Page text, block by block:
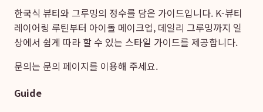
한국식 뷰티와 그루밍의 정수를 담은 가이드입니다. K-뷰티
레이어링 루틴부터 아이돌 메이크업, 데일리 그루밍까지 일
상에서 쉽게 따라 할 수 있는 스타일 가이드를 제공합니다.
문의는 문의 페이지를 이용해 주세요.
Guide